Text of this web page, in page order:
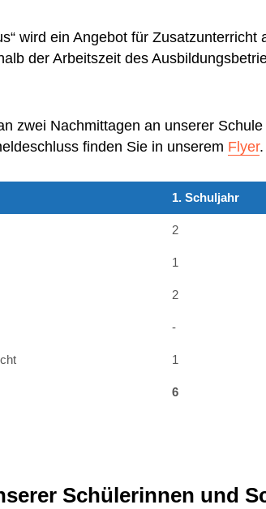
wird ein Angebot für Zusatzunterricht
der Arbeitszeit des
zwei Nachmittagen an unserer
finden Sie in unserem Flyer.
1. Schuljahr
2
1
2
-
1
6
Schülerinnen und